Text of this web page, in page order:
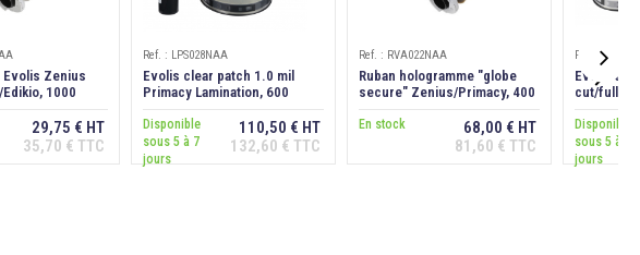
Evolis Zenius
1000
29,75 € HT
35,70 € TTC
Ajouter au
Ref. : LPS028NAA
Evolis clear patch 1.0 mil
Primacy Lamination, 600
Disponible
sous 5 à 7
jours
110,50 € HT
132,60 € TTC
Ajouter au
Ref. : RVA022NAA
Ruban hologramme "globe
secure" Zenius/Primacy, 400
En stock
68,00 € HT
81,60 € TTC
Ajouter au
Ref. :
Evolis
cut/full
Disponible
sous 5 à 7
jours
